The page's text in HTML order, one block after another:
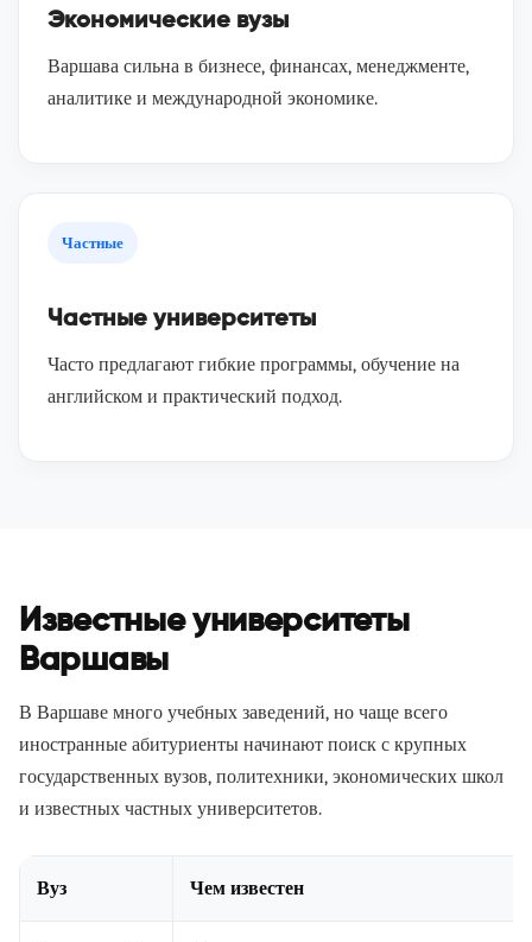
Экономические вузы
Варшава сильна в бизнесе, финансах, менеджменте,
аналитике и международной экономике.
Частные
Частные университеты
Часто предлагают гибкие программы, обучение на
английском и практический подход.
Известные университеты
Варшавы
В Варшаве много учебных заведений, но чаще всего
иностранные абитуриенты начинают поиск с крупных
государственных вузов, политехники, экономических школ
и известных частных университетов.
Вуз Чем известен